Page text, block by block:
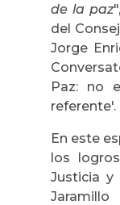
de la paz
del
Jorge
Paz: no
referente'.
En este
los
Justicia y